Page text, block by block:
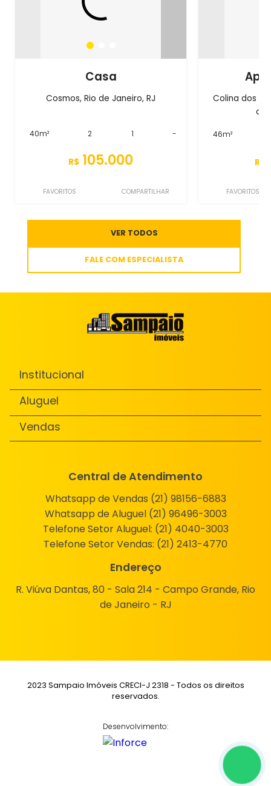
Casa
Cosmos, Rio de Janeiro, RJ
40m² 2 1 -
R$ 105.000
FAVORITOS COMPARTILHAR
Colina dos
de
46m²
R$
FAVORITOS
VER TODOS
FALE COM ESPECIALISTA
Institucional
Aluguel
Vendas
Central de Atendimento
Whatsapp de Vendas (21) 98156-6883
Whatsapp de Aluguel (21) 96496-3003
Telefone Setor Aluguel: (21) 4040-3003
Telefone Setor Vendas: (21) 2413-4770
Endereço
R. Viúva Dantas, 80 - Sala 214 - Campo Grande, Rio
de Janeiro - RJ
2023 Sampaio Imóveis CRECI-J 2318 - Todos os direitos
reservados.
Desenvolvimento: